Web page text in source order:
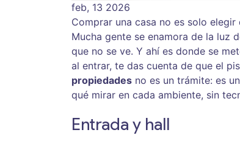
feb, 13 2026
Comprar una casa no es solo
Mucha gente se enamora de la luz
que no se ve. Y ahí es donde se
al entrar, te das cuenta de que el
propiedades no es un trámite: es
qué mirar en cada ambiente, sin
Entrada y hall